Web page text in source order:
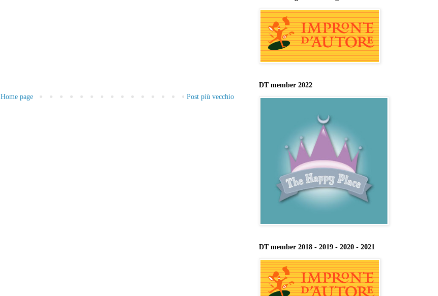
Post più vecchio
Home page
DT member 2022
DT member 2018 - 2019 - 2020 - 2021